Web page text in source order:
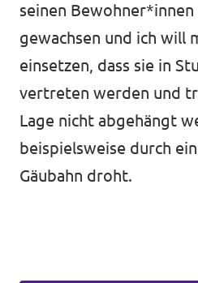
seinen Bewohner*innen
gewachsen und ich will
einsetzen, dass sie in
vertreten werden und
Lage nicht abgehängt
beispielsweise durch
Gäubahn droht.